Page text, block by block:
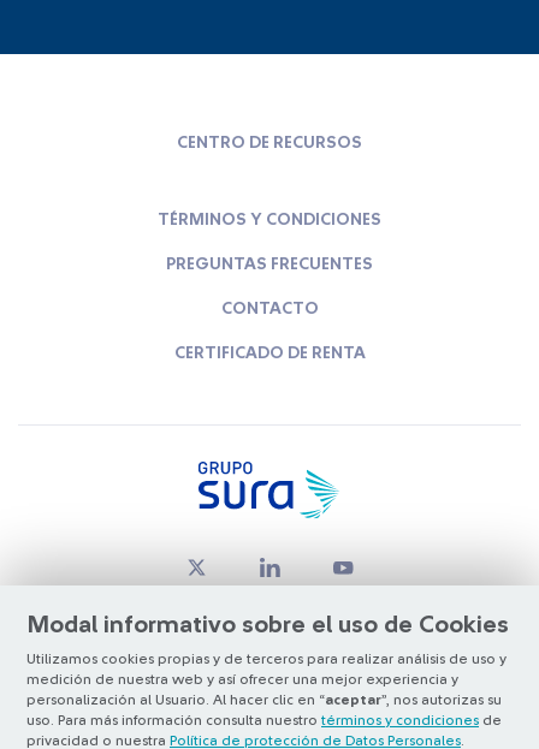
Modal informativo sobre el uso de Cookies
Utilizamos cookies propias y de terceros para realizar análisis de uso y
medición de nuestra web y así ofrecer una mejor experiencia y
personalización al Usuario. Al hacer clic en “aceptar”, nos autorizas su
uso. Para más información consulta nuestro términos y condiciones de
privacidad o nuestra Política de protección de Datos Personales
CENTRO DE RECURSOS
TÉRMINOS Y CONDICIONES
PREGUNTAS FRECUENTES
CONTACTO
CERTIFICADO DE RENTA
© Copyright Grupo SURA 2026